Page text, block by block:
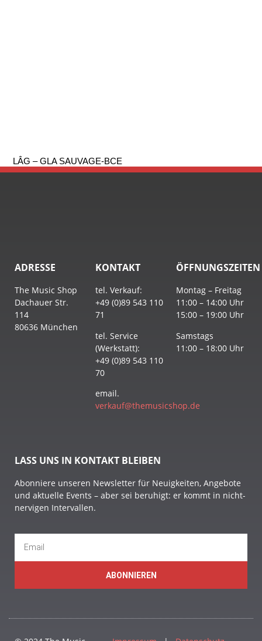
LÂG – GLA SAUVAGE-BCE
ADRESSE
The Music Shop
Dachauer Str.
114
80636 München
KONTAKT
tel. Verkauf:
+49 (0)89 543 110
71
tel. Service
(Werkstatt):
+49 (0)89 543 110
70
email.
verkauf@themusicshop.de
ÖFFNUNGSZEITEN
Montag – Freitag
11:00 – 14:00 Uhr
15:00 – 19:00 Uhr
Samstags
11:00 – 18:00 Uhr
LASS UNS IN KONTAKT BLEIBEN
Abonniere unseren Newsletter für Neuigkeiten, Angebote
und aktuelle Events – aber sei beruhigt: er kommt in nicht-
nervigen Intervallen.
ABONNIEREN